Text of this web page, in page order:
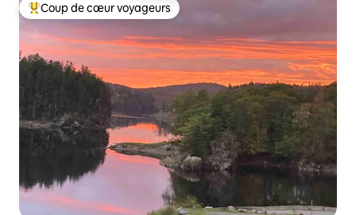
Coups de cœur voyageurs les plus appréciés
Coup de cœur voyageurs